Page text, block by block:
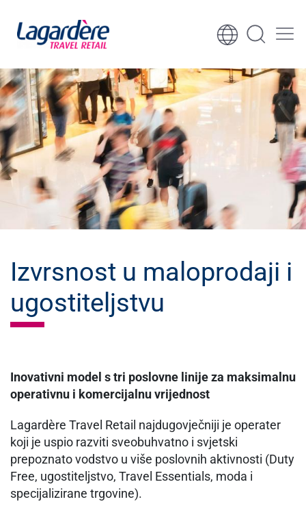
Skoči na sadržaj
Izvrsnost u maloprodaji i
ugostiteljstvu
Inovativni model s tri poslovne linije za maksimalnu
operativnu i komercijalnu vrijednost
Lagardère Travel Retail najdugovječniji je operater
koji je uspio razviti sveobuhvatno i svjetski
prepoznato vodstvo u više poslovnih aktivnosti (Duty
Free, ugostiteljstvo, Travel Essentials, moda i
specijalizirane trgovine).